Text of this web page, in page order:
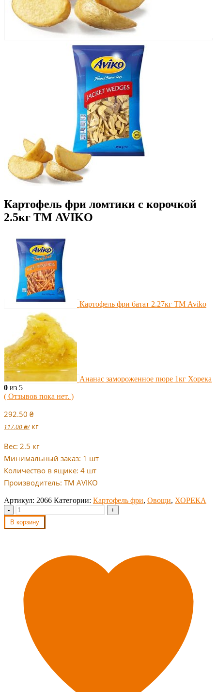
Картофель фри ломтики с корочкой
2.5кг ТМ AVIKO
Картофель фри батат 2.27кг ТМ Aviko
Ананас замороженное пюре 1кг Хорека
0 из 5
( Отзывов пока нет. )
292.50 ₴
117.00₴/ кг
Вес: 2.5 кг
Минимальный заказ: 1 шт
Количество в ящике: 4 шт
Производитель: ТМ AVIKO
Артикул: 2066 Категории: Картофель фри, Овощи, ХОРЕКА
-
+
В корзину